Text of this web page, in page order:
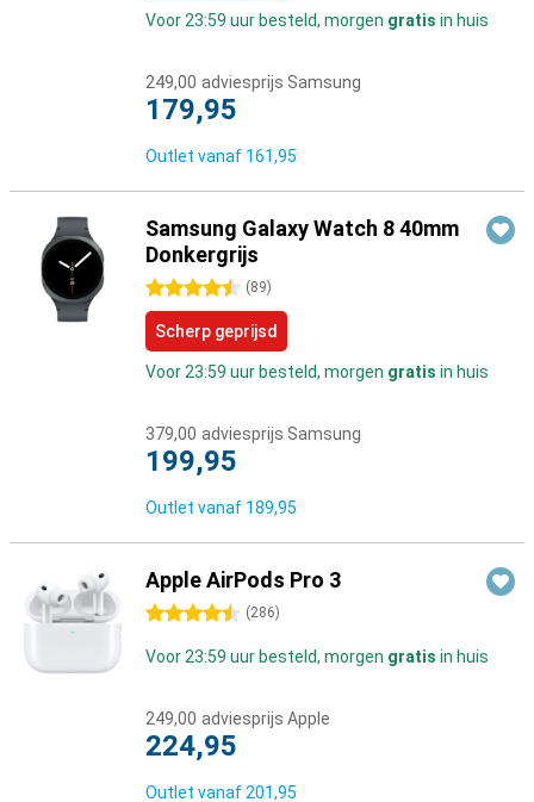
Voor 23:59 uur besteld, morgen gratis in huis
249,00 adviesprijs Samsung
179,95
Outlet vanaf 161,95
Samsung Galaxy Watch 8 40mm
Donkergrijs
4.5 sterren (89)
Scherp geprijsd
Voor 23:59 uur besteld, morgen gratis in huis
379,00 adviesprijs Samsung
199,95
Outlet vanaf 189,95
Apple AirPods Pro 3
4.5 sterren (286)
Voor 23:59 uur besteld, morgen gratis in huis
249,00 adviesprijs Apple
224,95
Outlet vanaf 201,95